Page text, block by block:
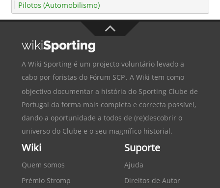
Pilotos (Automobilismo)
A Wiki Sporting é um projecto voluntário levado a
cabo por foristas do Fórum SCP. A Wiki tem como
objectivo documentar a história do Sporting Clube de
Portugal da forma mais completa e correcta possível,
dando a oportunidade a todos de (re)descobrir o
universo do Clube e o seu magnífico historial.
Wiki
Quem somos
Prémio Stromp
Suporte
Ajuda
Direitos de Autor